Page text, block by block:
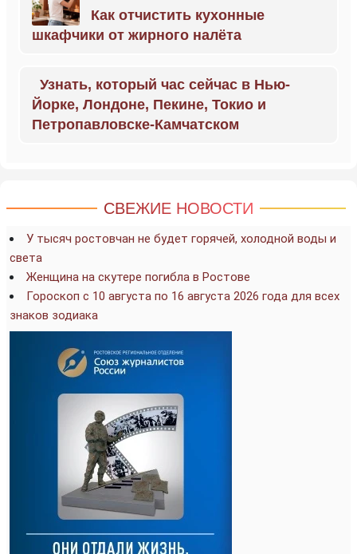
Как отчистить кухонные
шкафчики от жирного налёта
Узнать, который час сейчас в Нью-
Йорке, Лондоне, Пекине, Токио и
Петропавловске-Камчатском
СВЕЖИЕ НОВОСТИ
У тысяч ростовчан не будет горячей, холодной воды и
света
Женщина на скутере погибла в Ростове
Гороскоп с 10 августа по 16 августа 2026 года для всех
знаков зодиака